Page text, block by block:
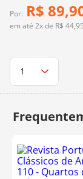
Por: R$ 89,
em até 2x de R$ 44,95
º lã cisne
7º batik
9 dmc
euroroma
charme